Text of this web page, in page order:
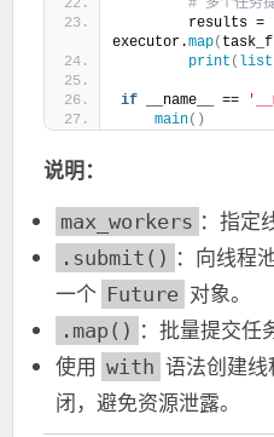
# 多个任务
        results =
executor.map(
print ( list
if __name__ ==
main()
说明：
max_workers ：指定
.submit() ：向线程
一个 Future 对象。
.map() ：批量提交任
使用 with 语法创建
闭，避免资源泄露。